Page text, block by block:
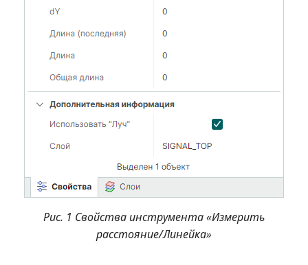
Рис. 1 Свойства инструмента «Измерить
расстояние/Линейка»